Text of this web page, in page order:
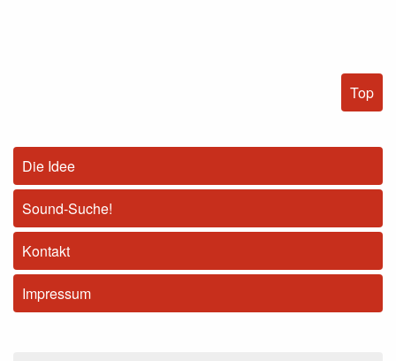
Top
Die Idee
Sound-Suche!
Kontakt
Impressum